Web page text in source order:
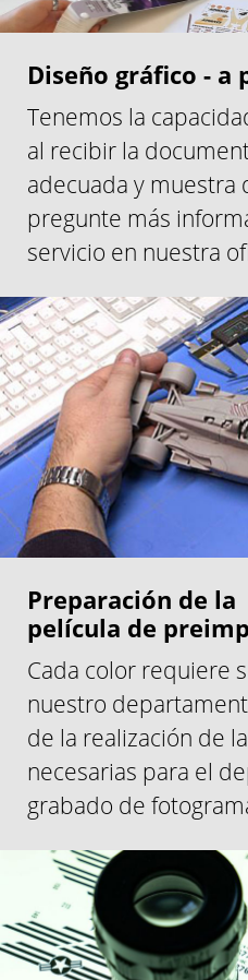
Diseño gráfico - a
Tenemos la
al recibir la
adecuada y muestra
pregunte más
servicio en nuestra
Preparación de la
película de
Cada color requiere
nuestro
de la realización de
necesarias para el
grabado de